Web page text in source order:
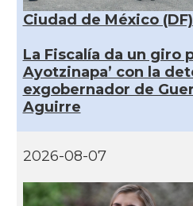
Ciudad de México
La Fiscalía da un giro
Ayotzinapa’ con la
exgobernador de
Aguirre
2026-08-07